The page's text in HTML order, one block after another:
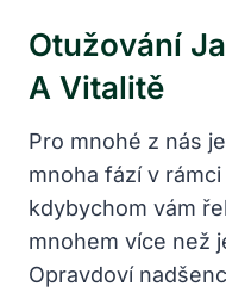
Otužování
A Vitalitě
Pro mnohé z nás
mnoha fází v
kdybychom vám
mnohem více než
Opravdoví